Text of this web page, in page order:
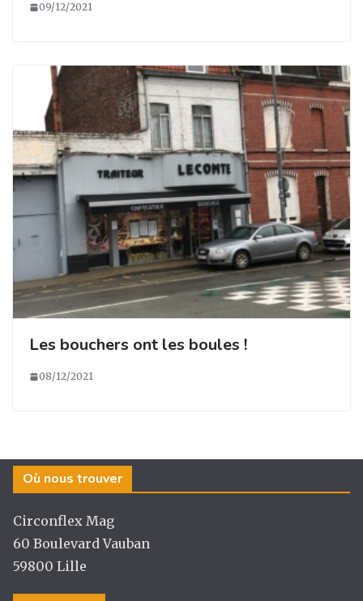
09/12/2021
Les bouchers ont les boules !
08/12/2021
Où nous trouver
Circonflex Mag
60 Boulevard Vauban
59800 Lille